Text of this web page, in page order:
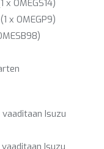
OMEGS14)
x OMEGP9)
Isuzu